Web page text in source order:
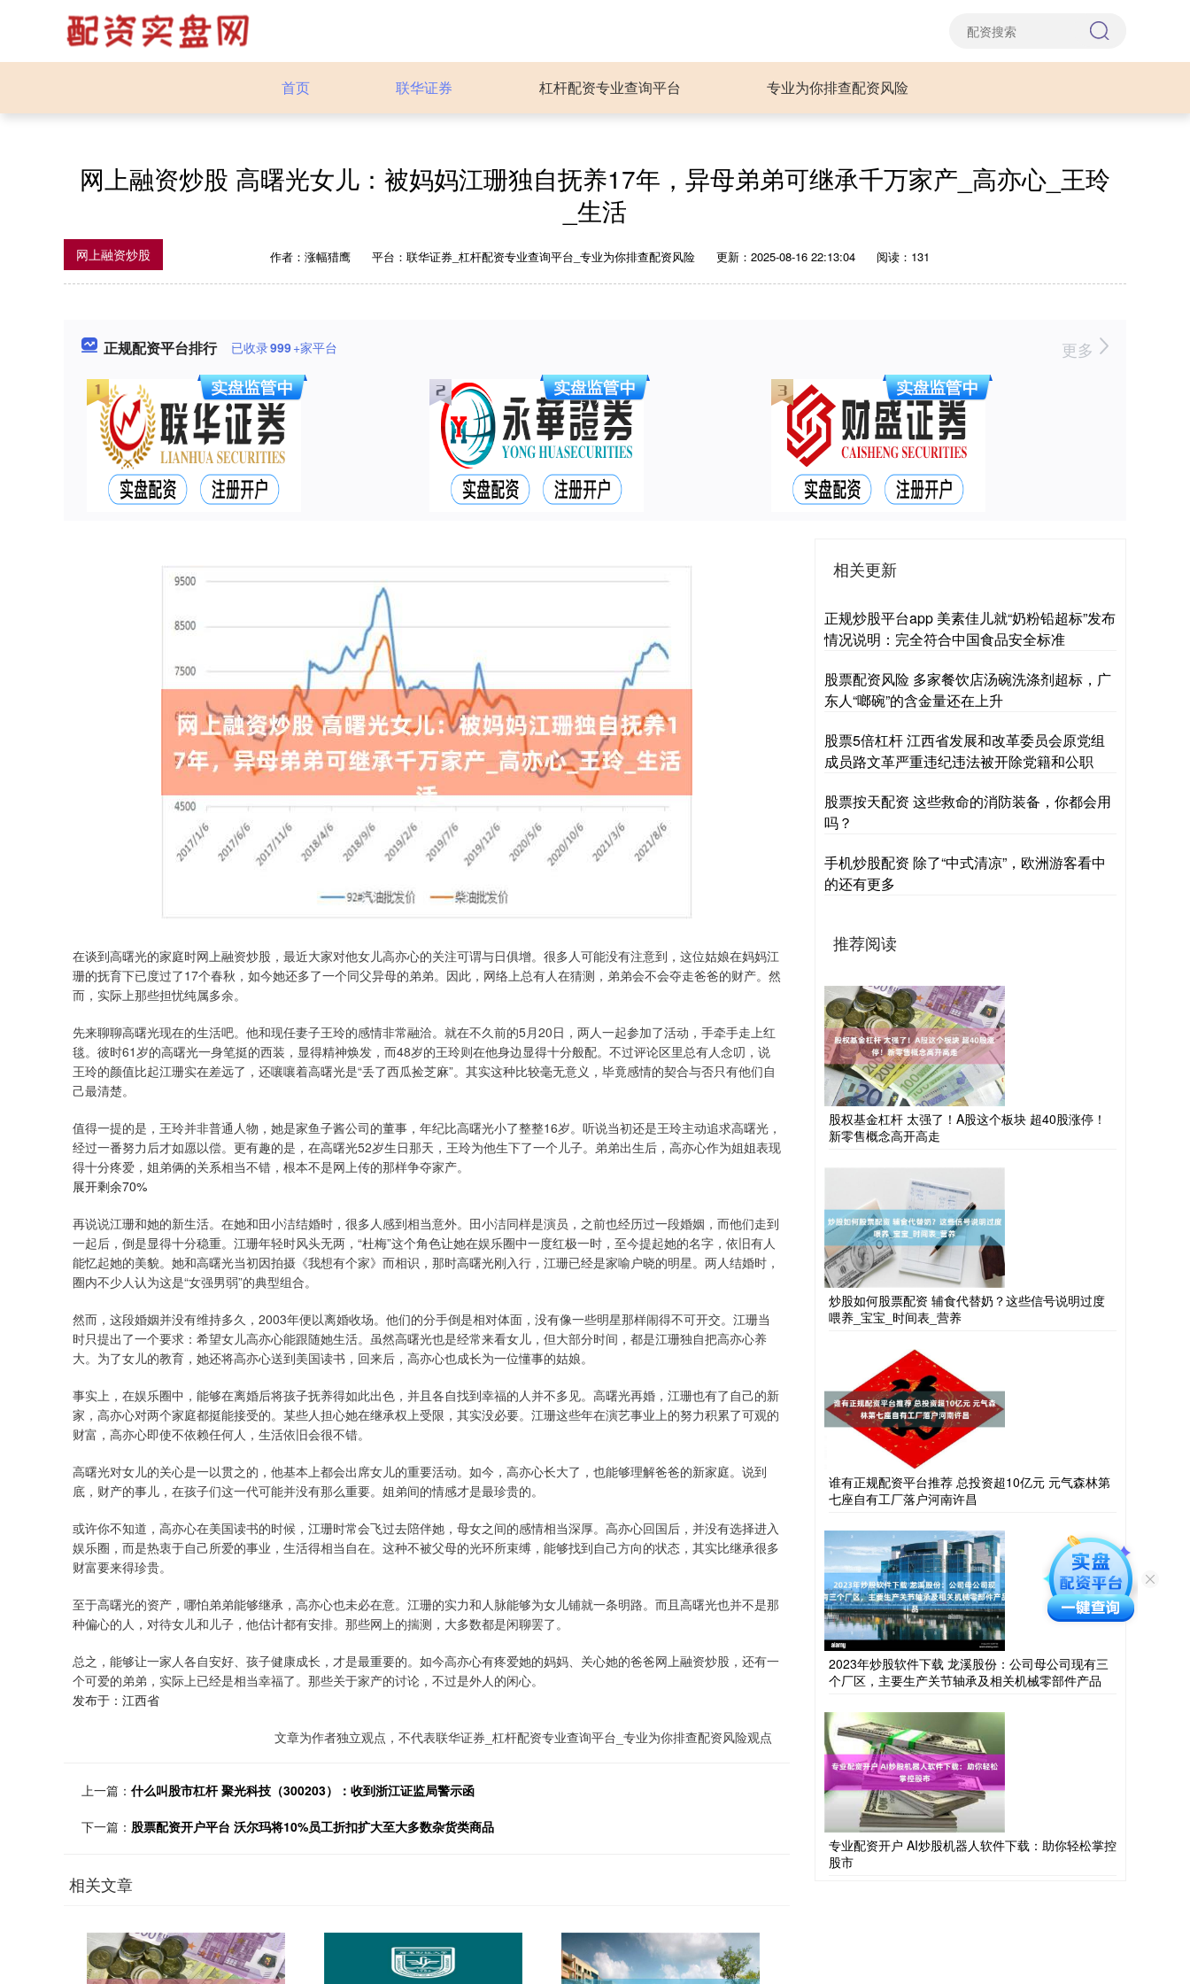
首页 联华证券 杠杆配资专业查询平台 专业为你排查配资风险
网上融资炒股 高曙光女儿：被妈妈江珊独自抚养17年，异母弟弟可继承千万家产_高亦心_王玲
_生活
网上融资炒股 作者：涨幅猎鹰 平台：联华证券_杠杆配资专业查询平台_专业为你排查配资风险 更新：2025-08-16 22:13:04 阅读：131
正规配资平台排行 已收录999+家平台 更多
在谈到高曙光的家庭时网上融资炒股，最近大家对他女儿高亦心的关注可谓与日俱增。很多人可能没有注意到，这位姑娘在妈妈江
珊的抚育下已度过了17个春秋，如今她还多了一个同父异母的弟弟。因此，网络上总有人在猜测，弟弟会不会夺走爸爸的财产。然
而，实际上那些担忧纯属多余。
先来聊聊高曙光现在的生活吧。他和现任妻子王玲的感情非常融洽。就在不久前的5月20日，两人一起参加了活动，手牵手走上红
毯。彼时61岁的高曙光一身笔挺的西装，显得精神焕发，而48岁的王玲则在他身边显得十分般配。不过评论区里总有人念叨，说
王玲的颜值比起江珊实在差远了，还嚷嚷着高曙光是“丢了西瓜捡芝麻”。其实这种比较毫无意义，毕竟感情的契合与否只有他们自
己最清楚。
值得一提的是，王玲并非普通人物，她是家鱼子酱公司的董事，年纪比高曙光小了整整16岁。听说当初还是王玲主动追求高曙光，
经过一番努力后才如愿以偿。更有趣的是，在高曙光52岁生日那天，王玲为他生下了一个儿子。弟弟出生后，高亦心作为姐姐表现
得十分疼爱，姐弟俩的关系相当不错，根本不是网上传的那样争夺家产。
展开剩余70%
再说说江珊和她的新生活。在她和田小洁结婚时，很多人感到相当意外。田小洁同样是演员，之前也经历过一段婚姻，而他们走到
一起后，倒是显得十分稳重。江珊年轻时风头无两，“杜梅”这个角色让她在娱乐圈中一度红极一时，至今提起她的名字，依旧有人
能忆起她的美貌。她和高曙光当初因拍摄《我想有个家》而相识，那时高曙光刚入行，江珊已经是家喻户晓的明星。两人结婚时，
圈内不少人认为这是“女强男弱”的典型组合。
然而，这段婚姻并没有维持多久，2003年便以离婚收场。他们的分手倒是相对体面，没有像一些明星那样闹得不可开交。江珊当
时只提出了一个要求：希望女儿高亦心能跟随她生活。虽然高曙光也是经常来看女儿，但大部分时间，都是江珊独自把高亦心养
大。为了女儿的教育，她还将高亦心送到美国读书，回来后，高亦心也成长为一位懂事的姑娘。
事实上，在娱乐圈中，能够在离婚后将孩子抚养得如此出色，并且各自找到幸福的人并不多见。高曙光再婚，江珊也有了自己的新
家，高亦心对两个家庭都挺能接受的。某些人担心她在继承权上受限，其实没必要。江珊这些年在演艺事业上的努力积累了可观的
财富，高亦心即使不依赖任何人，生活依旧会很不错。
高曙光对女儿的关心是一以贯之的，他基本上都会出席女儿的重要活动。如今，高亦心长大了，也能够理解爸爸的新家庭。说到
底，财产的事儿，在孩子们这一代可能并没有那么重要。姐弟间的情感才是最珍贵的。
或许你不知道，高亦心在美国读书的时候，江珊时常会飞过去陪伴她，母女之间的感情相当深厚。高亦心回国后，并没有选择进入
娱乐圈，而是热衷于自己所爱的事业，生活得相当自在。这种不被父母的光环所束缚，能够找到自己方向的状态，其实比继承很多
财富要来得珍贵。
至于高曙光的资产，哪怕弟弟能够继承，高亦心也未必在意。江珊的实力和人脉能够为女儿铺就一条明路。而且高曙光也并不是那
种偏心的人，对待女儿和儿子，他估计都有安排。那些网上的揣测，大多数都是闲聊罢了。
总之，能够让一家人各自安好、孩子健康成长，才是最重要的。如今高亦心有疼爱她的妈妈、关心她的爸爸网上融资炒股，还有一
个可爱的弟弟，实际上已经是相当幸福了。那些关于家产的讨论，不过是外人的闲心。
发布于：江西省
文章为作者独立观点，不代表联华证券_杠杆配资专业查询平台_专业为你排查配资风险观点
上一篇： 什么叫股市杠杆 聚光科技（300203）：收到浙江证监局警示函
下一篇： 股票配资开户平台 沃尔玛将10%员工折扣扩大至大多数杂货类商品
相关文章
相关更新
正规炒股平台app 美素佳儿就“奶粉铅超标”发布
情况说明：完全符合中国食品安全标准
股票配资风险 多家餐饮店汤碗洗涤剂超标，广
东人“啷碗”的含金量还在上升
股票5倍杠杆 江西省发展和改革委员会原党组
成员路文革严重违纪违法被开除党籍和公职
股票按天配资 这些救命的消防装备，你都会用
吗？
手机炒股配资 除了“中式清凉”，欧洲游客看中
的还有更多
推荐阅读
股权基金杠杆 太强了！A股这个板块 超40股涨停！
新零售概念高开高走
炒股如何股票配资 辅食代替奶？这些信号说明过度
喂养_宝宝_时间表_营养
谁有正规配资平台推荐 总投资超10亿元 元气森林第
七座自有工厂落户河南许昌
2023年炒股软件下载 龙溪股份：公司母公司现有三
个厂区，主要生产关节轴承及相关机械零部件产品
专业配资开户 AI炒股机器人软件下载：助你轻松掌控
股市